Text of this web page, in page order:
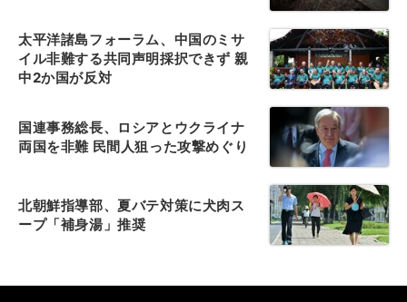
太平洋諸島フォーラム、中国のミサ
イル非難する共同声明採択できず 親
中2か国が反対
国連事務総長、ロシアとウクライナ
両国を非難 民間人狙った攻撃めぐり
北朝鮮指導部、夏バテ対策に犬肉ス
ープ「補身湯」推奨